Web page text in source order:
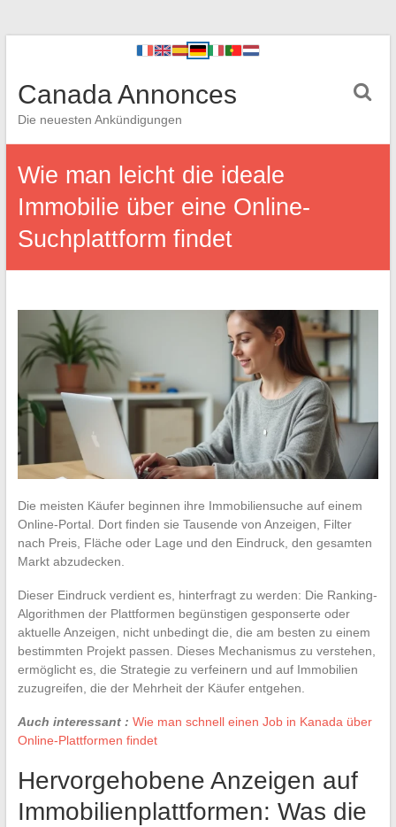
Canada Annonces
Die neuesten Ankündigungen
Wie man leicht die ideale
Immobilie über eine Online-
Suchplattform findet
Die meisten Käufer beginnen ihre Immobiliensuche auf einem
Online-Portal. Dort finden sie Tausende von Anzeigen, Filter
nach Preis, Fläche oder Lage und den Eindruck, den gesamten
Markt abzudecken.
Dieser Eindruck verdient es, hinterfragt zu werden: Die Ranking-
Algorithmen der Plattformen begünstigen gesponserte oder
aktuelle Anzeigen, nicht unbedingt die, die am besten zu einem
bestimmten Projekt passen. Dieses Mechanismus zu verstehen,
ermöglicht es, die Strategie zu verfeinern und auf Immobilien
zuzugreifen, die der Mehrheit der Käufer entgehen.
Auch interessant : Wie man schnell einen Job in Kanada über
Online-Plattformen findet
Hervorgehobene Anzeigen auf
Immobilienplattformen: Was die